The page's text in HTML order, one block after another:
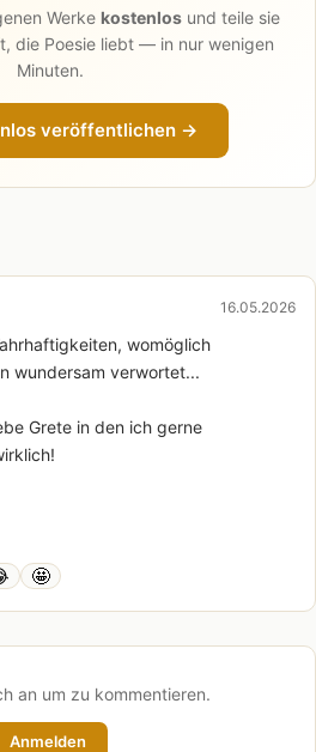
Werke kostenlos und teile sie
die Poesie liebt — in nur wenigen
Minuten.
veröffentlichen →
16.05.2026
womöglich
wundersam verwortet...
Grete in den ich gerne
🤩
an um zu kommentieren.
Anmelden